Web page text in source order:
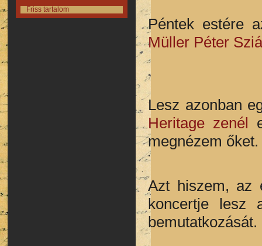
Friss tartalom
Péntek estére
Müller Péter
Lesz azonban
Heritage zenél
megnézem
Azt hiszem, az
koncertje lesz
bemutatkozását.